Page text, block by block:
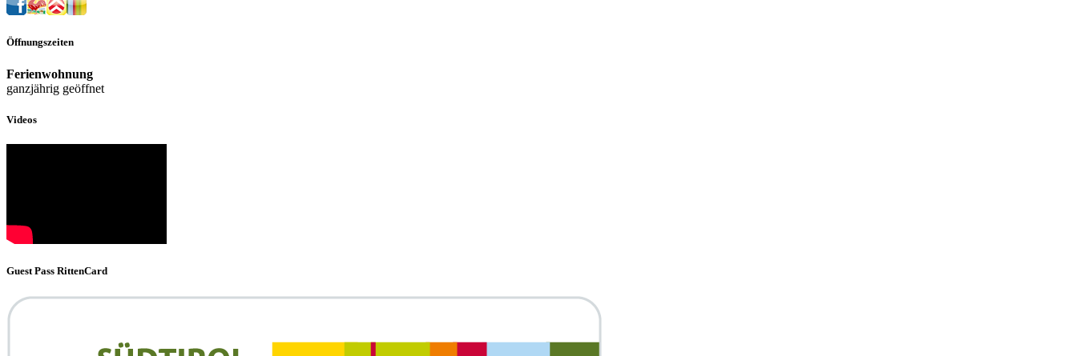
Öffnungszeiten
Ferienwohnung
ganzjährig geöffnet
Videos
Guest Pass RittenCard